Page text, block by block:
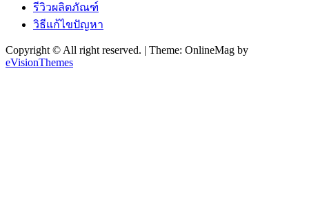
รีวิวผลิตภัณฑ์
วิธีแก้ไขปัญหา
Copyright © All right reserved. | Theme: OnlineMag by
eVisionThemes